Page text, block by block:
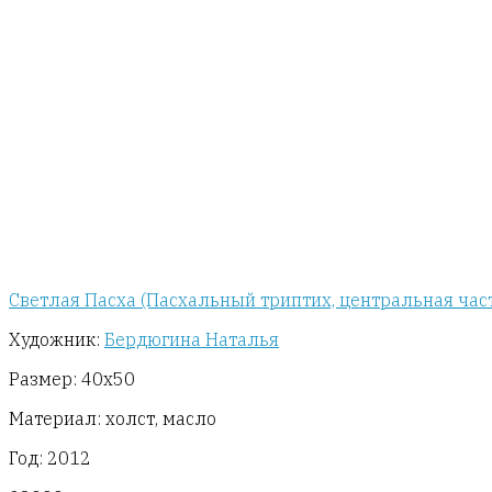
Светлая Пасха (Пасхальный триптих, центральная
Художник: Бердюгина Наталья
Размер: 40х50
Материал: холст, масло
Год: 2012